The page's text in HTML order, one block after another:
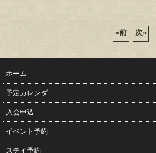
«前 次»
ホーム
予定カレンダ
入会申込
イベント予約
ステイ予約